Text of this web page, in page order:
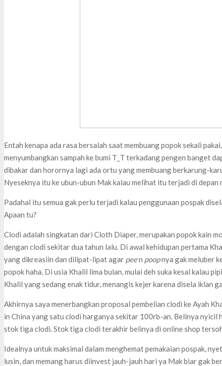
Entah kenapa ada rasa bersalah saat membuang popok sekali
menyumbangkan sampah ke bumi T_T terkadang pengen banget
dibakar dan horornya lagi ada ortu yang membuang berkarung-
Nyeseknya itu ke ubun-ubun Mak kalau melihat itu terjadi di depan
Padahal itu semua gak perlu terjadi kalau penggunaan pospak
Apaan tu?
Clodi adalah singkatan dari Cloth Diaper, merupakan popok kain
dengan clodi sekitar dua tahun lalu. Di awal kehidupan pertama
yang dikreasiin dan dilipat-lipat agar peen poopnya gak meluber
popok haha. Di usia Khalil lima bulan, mulai deh suka kesal kalau
Khalil yang sedang enak tidur, menangis kejer karena disela iklan
Akhirnya saya menerbangkan proposal pembelian clodi ke Ayah
in China yang satu clodi harganya sekitar 100rb-an. Belinya nyicil
stok tiga clodi. Stok tiga clodi terakhir belinya di online shop
Idealnya untuk maksimal dalam menghemat pemakaian pospak,
lusin, dan memang harus diinvest jauh-jauh hari ya Mak biar gak